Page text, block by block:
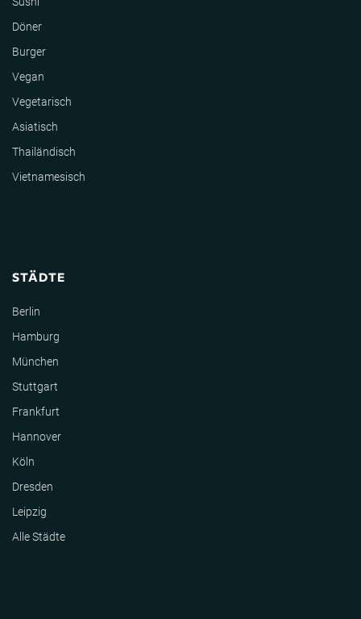
Döner
Burger
Vegan
Vegetarisch
Asiatisch
Thailändisch
Vietnamesisch
STÄDTE
Berlin
Hamburg
München
Stuttgart
Frankfurt
Hannover
Köln
Dresden
Leipzig
Alle Städte